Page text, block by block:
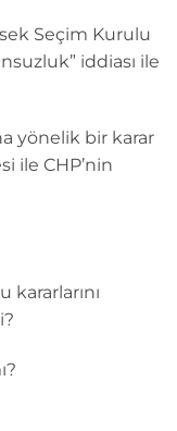
Seçim Kurulu
iddiası ile
yönelik bir karar
ile CHP’nin
kararlarını